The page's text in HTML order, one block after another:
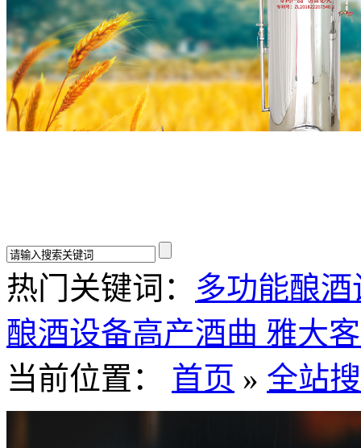
热门关键词： 多功能酿酒
酿酒设备高产酒曲 雅大
当前位置：
首页 » 全站